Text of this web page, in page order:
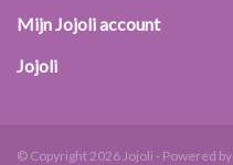
Mijn Jojoli account
Jojoli
© Copyright 2026 Jojoli - Powered by